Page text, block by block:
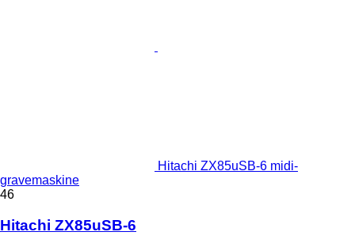
Hitachi ZX85uSB-6 midi-
gravemaskine
46
Hitachi ZX85uSB-6